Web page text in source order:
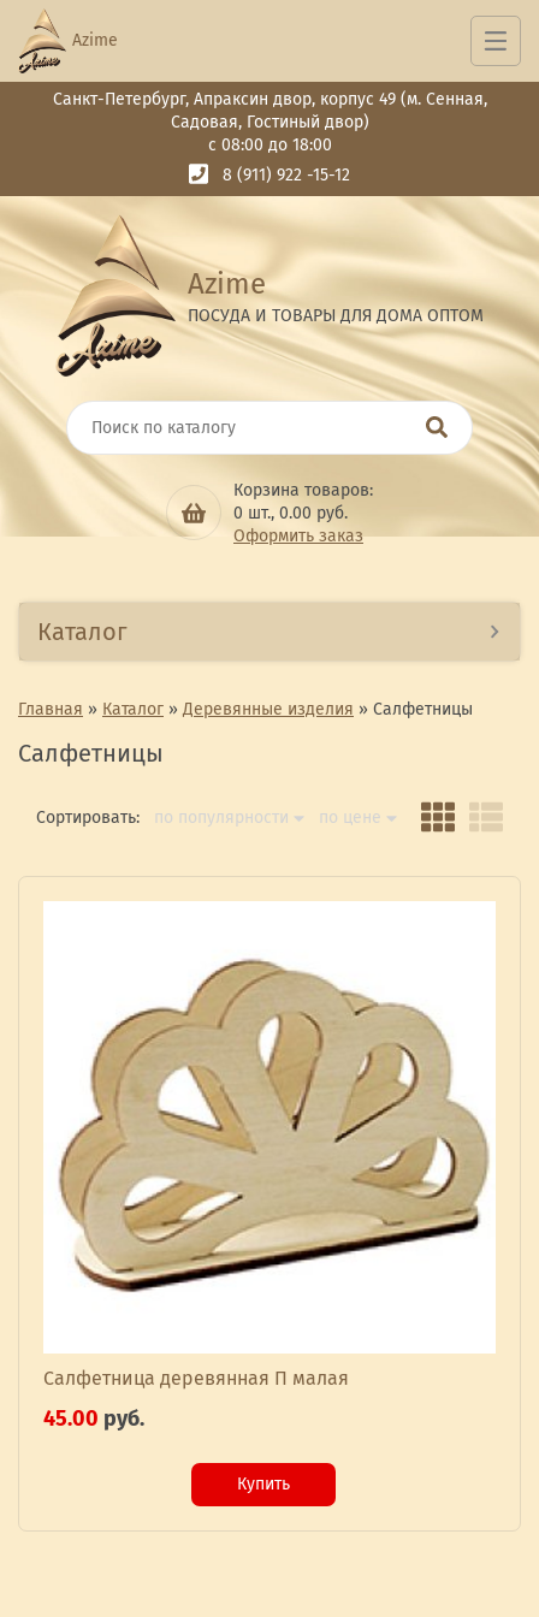
Санкт-Петербург, Апраксин двор, корпус 49 (м. Сенная,
Садовая, Гостиный двор)
с 08:00 до 18:00
8 (911) 922 -15-12
Azime
ПОСУДА И ТОВАРЫ ДЛЯ ДОМА ОПТОМ
Корзина товаров:
0 шт., 0.00 руб.
Оформить заказ
Azime
Каталог
Главная » Каталог » Деревянные изделия » Салфетницы
Салфетницы
Сортировать: по популярности по цене
Салфетница деревянная П малая
45.00 руб.
Купить